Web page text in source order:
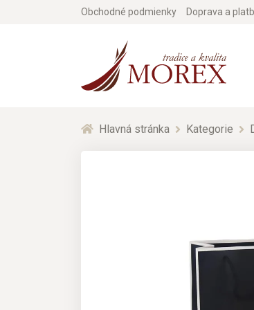
Obchodné podmienky Doprava a
Hlavná stránka Kategorie